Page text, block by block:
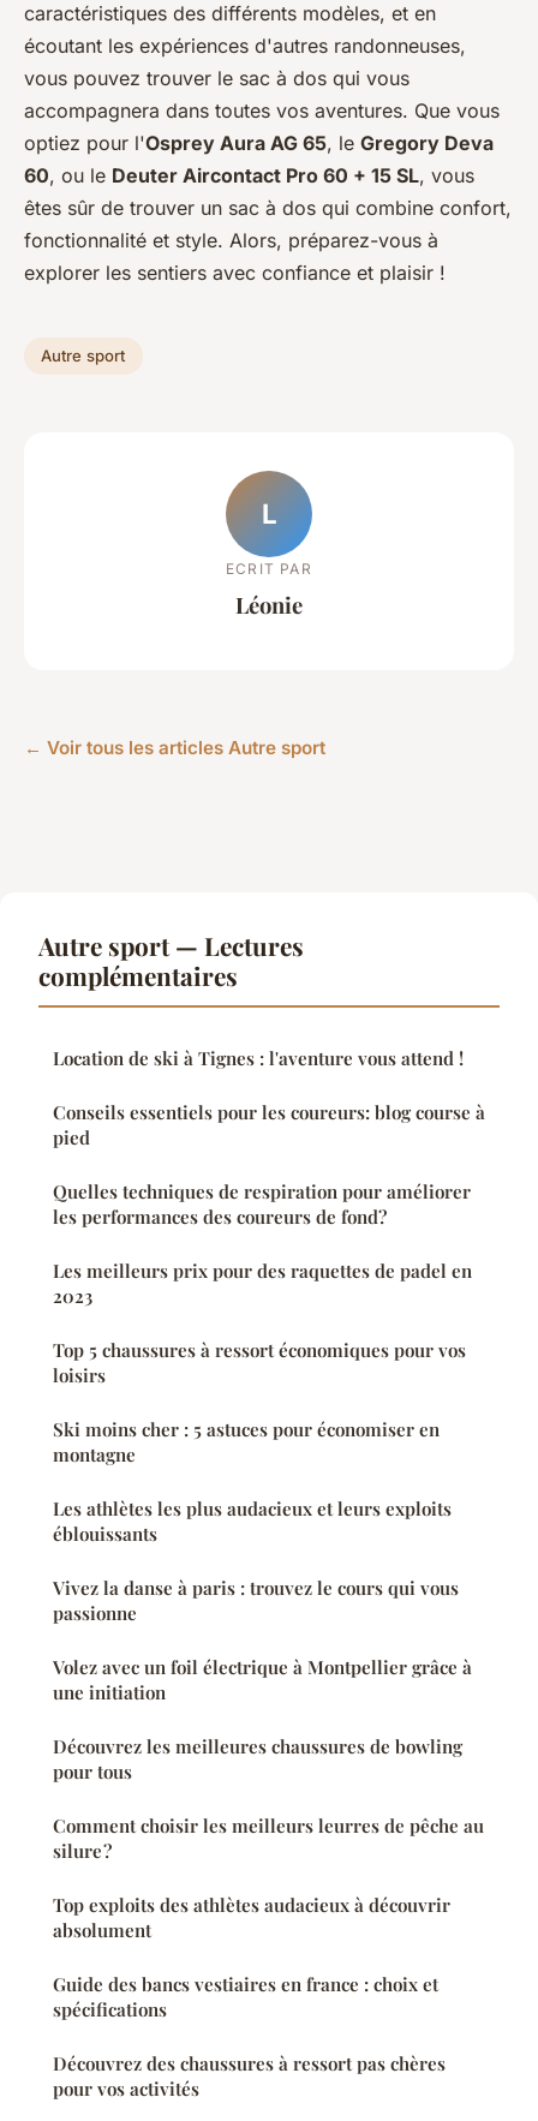
caractéristiques des différents modèles, et en
écoutant les expériences d'autres randonneuses,
vous pouvez trouver le sac à dos qui vous
accompagnera dans toutes vos aventures. Que vous
optiez pour l'Osprey Aura AG 65, le Gregory Deva
60, ou le Deuter Aircontact Pro 60 + 15 SL, vous
êtes sûr de trouver un sac à dos qui combine confort,
fonctionnalité et style. Alors, préparez-vous à
explorer les sentiers avec confiance et plaisir !
Autre sport
L
ECRIT PAR
Léonie
← Voir tous les articles Autre sport
Autre sport — Lectures
complémentaires
Location de ski à Tignes : l'aventure vous attend !
Conseils essentiels pour les coureurs: blog course à
pied
Quelles techniques de respiration pour améliorer
les performances des coureurs de fond?
Les meilleurs prix pour des raquettes de padel en
2023
Top 5 chaussures à ressort économiques pour vos
loisirs
Ski moins cher : 5 astuces pour économiser en
montagne
Les athlètes les plus audacieux et leurs exploits
éblouissants
Vivez la danse à paris : trouvez le cours qui vous
passionne
Volez avec un foil électrique à Montpellier grâce à
une initiation
Découvrez les meilleures chaussures de bowling
pour tous
Comment choisir les meilleurs leurres de pêche au
silure ?
Top exploits des athlètes audacieux à découvrir
absolument
Guide des bancs vestiaires en france : choix et
spécifications
Découvrez des chaussures à ressort pas chères
pour vos activités